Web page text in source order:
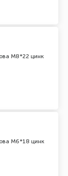
М8*22 цинк
М6*18 цинк